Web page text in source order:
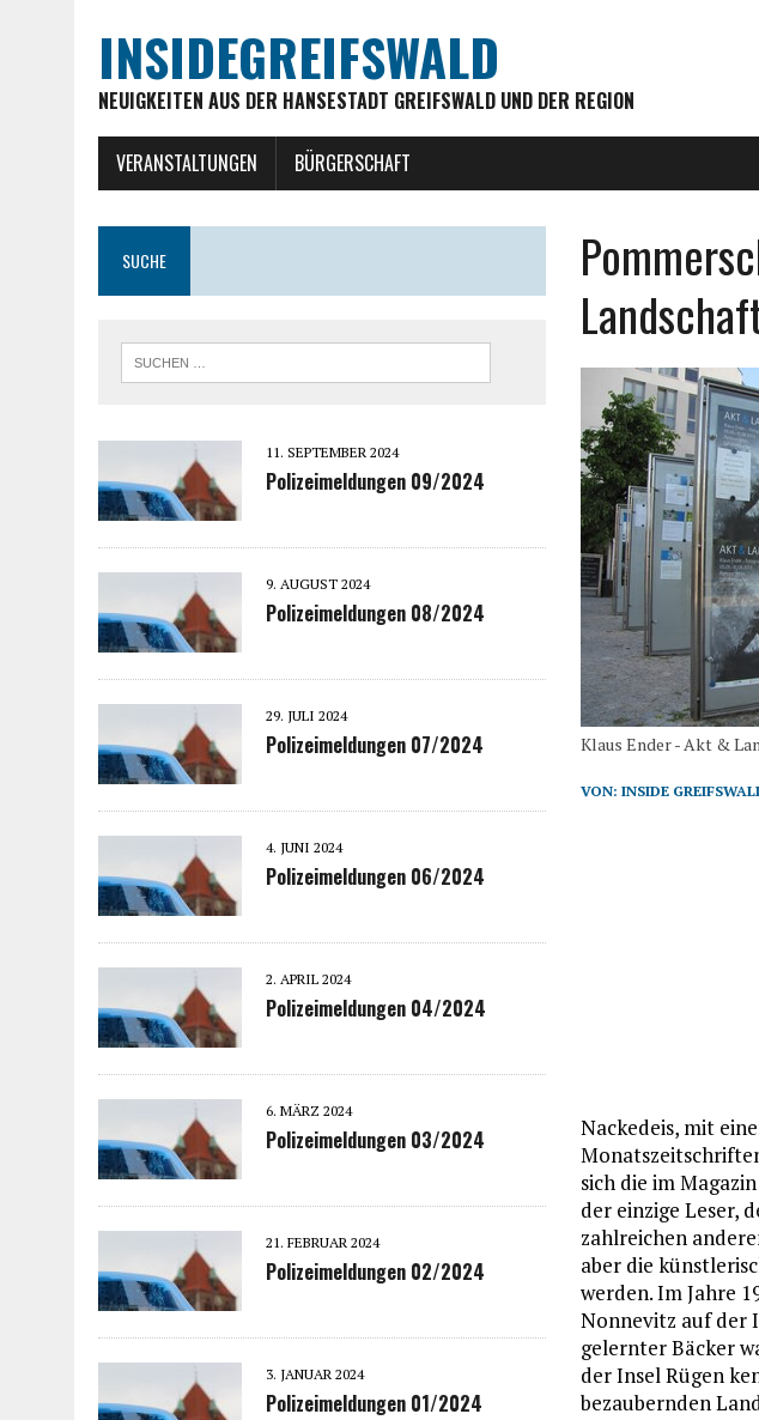
INSIDEGREIFSWALD
NEUIGKEITEN AUS DER HANSESTADT GREIFSWALD UND DER REGION
VERANSTALTUNGEN BÜRGERSCHAFT
Klaus Ender - Akt &
VON:INSIDE
Nackedeis, mit
sich die im
der einzige Leser,
zahlreichen
aber die
werden. Im Jahre
Nonnevitz auf der
gelernter Bäcker
der Insel Rügen
bezaubernden
SUCHE
11. SEPTEMBER 2024
Polizeimeldungen 09/2024
9. AUGUST 2024
Polizeimeldungen 08/2024
29. JULI 2024
Polizeimeldungen 07/2024
4. JUNI 2024
Polizeimeldungen 06/2024
2. APRIL 2024
Polizeimeldungen 04/2024
6. MÄRZ 2024
Polizeimeldungen 03/2024
21. FEBRUAR 2024
Polizeimeldungen 02/2024
3. JANUAR 2024
Polizeimeldungen 01/2024